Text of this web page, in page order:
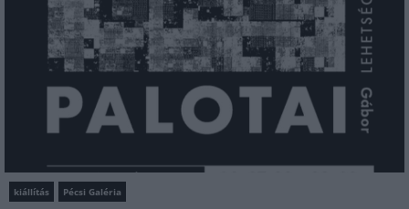
kiállítás Pécsi Galéria